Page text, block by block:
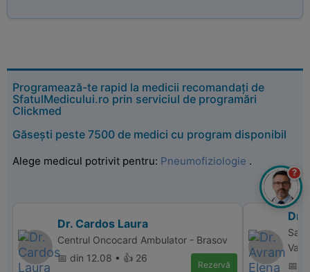
Programează-te rapid la medicii recomandați de
SfatulMedicului.ro prin serviciul de programări
Clickmed
Găsești peste 7500 de medici cu program disponibil
Alege medicul potrivit pentru: Pneumofiziologie .
Dr. Cardos Laura
Centrul Oncocard Ambulator - Brasov
📅 din 12.08 • 👍 26
Rezervă
Dr.
📅
?